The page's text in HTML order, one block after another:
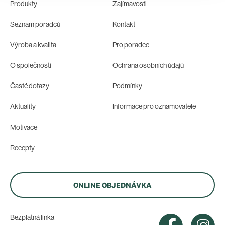
Produkty
Seznam poradců
Výroba a kvalita
O společnosti
Časté dotazy
Aktuality
Motivace
Recepty
Zajímavosti
Kontakt
Pro poradce
Ochrana osobních údajů
Podmínky
Informace pro oznamovatele
ONLINE OBJEDNÁVKA
Bezplatná linka